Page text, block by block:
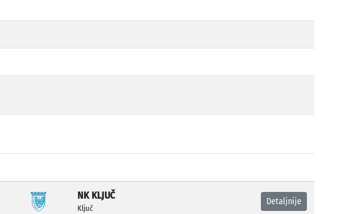
NK KLJUČ
Ključ
Detaljnije